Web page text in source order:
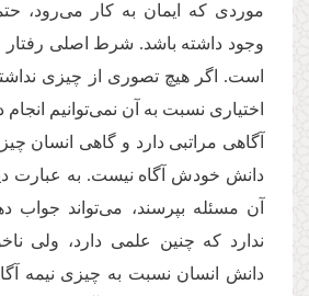
موردی که ایمان به کار می‌رود، حتما
وجود داشته باشد. شرط اصلی رفتار
است. اگر هیچ تصوری از چیزی
اختیاری نسبت به آن نمی‌توانیم انجام
آگاهی مراتبی دارد و گاهی انسان
دانش خودش آگاه نیست. به عبارت
آن مسئله بپرسند، می‌تواند جواب
ندارد که چنین علمی دارد، ولی
دانش انسان نسبت به چیزی نیمه